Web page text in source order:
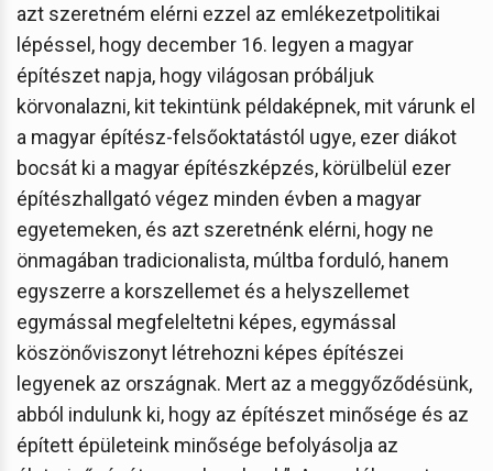
azt szeretném elérni ezzel az emlékezetpolitikai
lépéssel, hogy december 16. legyen a magyar
építészet napja, hogy világosan próbáljuk
körvonalazni, kit tekintünk példaképnek, mit várunk el
a magyar építész-felsőoktatástól ugye, ezer diákot
bocsát ki a magyar építészképzés, körülbelül ezer
építészhallgató végez minden évben a magyar
egyetemeken, és azt szeretnénk elérni, hogy ne
önmagában tradicionalista, múltba forduló, hanem
egyszerre a korszellemet és a helyszellemet
egymással megfeleltetni képes, egymással
köszönőviszonyt létrehozni képes építészei
legyenek az országnak. Mert az a meggyőződésünk,
abból indulunk ki, hogy az építészet minősége és az
épített épületeink minősége befolyásolja az